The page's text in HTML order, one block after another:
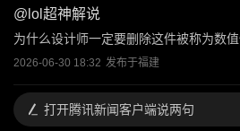
@ lol超神解说
为什么设计师一定要删除这件被称为数
2026-06-30 18:32 发布于福建
打开腾讯新闻客户端说两句